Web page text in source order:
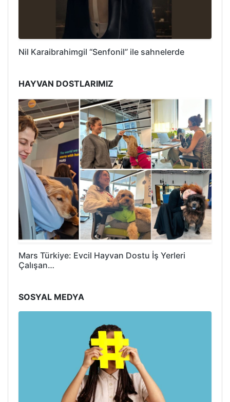
Nil Karaibrahimgil “Senfonil” ile sahnelerde
HAYVAN DOSTLARIMIZ
Mars Türkiye: Evcil Hayvan Dostu İş Yerleri
Çalışan…
SOSYAL MEDYA